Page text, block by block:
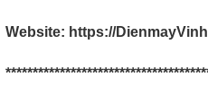
Website: https://